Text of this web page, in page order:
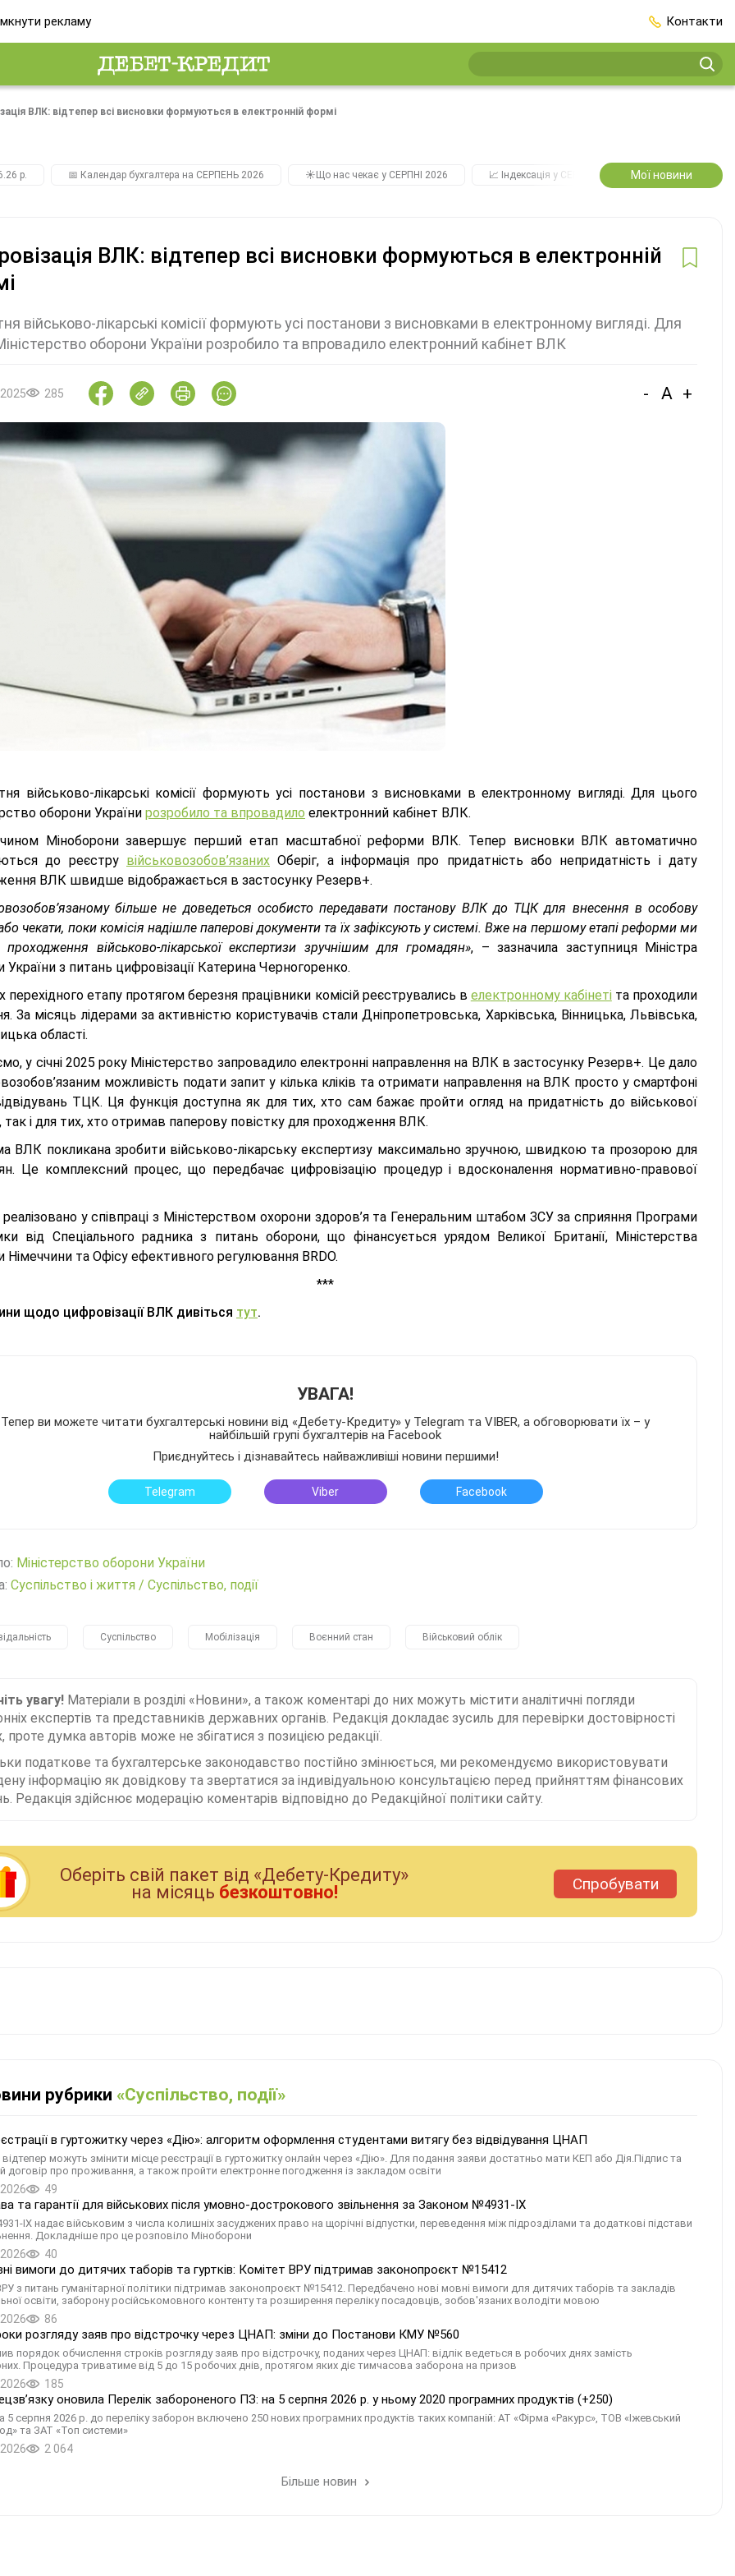
рекламу Контакти
ВЛК: відтепер всі висновки формуються в електронній формі
р. 📅 Календар бухгалтера на СЕРПЕНЬ 2026 ☀️Що нас чекає у СЕРПНІ 2026 📈 Індексація у СЕРПНІ 2️⃣0️⃣2️⃣7️⃣ Усі
Мої новини
ВЛК: відтепер всі висновки формуються в електронній
військово-лікарські комісії формують усі постанови з висновками в електронному вигляді. Для
оборони України розробило та впровадило електронний кабінет ВЛК
285 - A +
військово-лікарські комісії формують усі постанови з висновками в електронному вигляді. Для цього
оборони України розробило та впровадило електронний кабінет ВЛК.
Міноборони завершує перший етап масштабної реформи ВЛК. Тепер висновки ВЛК автоматично
до реєстру військовозобов’язаних Оберіг, а інформація про придатність або непридатність і дату
ВЛК швидше відображається в застосунку Резерв+.
більше не доведеться особисто передавати постанову ВЛК до ТЦК для внесення в особову
чекати, поки комісія надішле паперові документи та їх зафіксують у системі. Вже на першому етапі реформи ми
військово-лікарської експертизи зручнішим для громадян», – зазначила заступниця Міністра
України з питань цифровізації Катерина Черногоренко.
етапу протягом березня працівники комісій реєструвались в електронному кабінетіта проходили
За місяць лідерами за активністю користувачів стали Дніпропетровська, Харківська, Вінницька, Львівська,
області.
у січні 2025 року Міністерство запровадило електронні направлення на ВЛК в застосунку Резерв+. Це дало
можливість подати запит у кілька кліків та отримати направлення на ВЛК просто у смартфоні
ТЦК. Ця функція доступна як для тих, хто сам бажає пройти огляд на придатність до військової
і для тих, хто отримав паперову повістку для проходження ВЛК.
ВЛК покликана зробити військово-лікарську експертизу максимально зручною, швидкою та прозорою для
Це комплексний процес, що передбачає цифровізацію процедур і вдосконалення нормативно-правової
у співпраці з Міністерством охорони здоров’я та Генеральним штабом ЗСУ за сприяння Програми
від Спеціального радника з питань оборони, що фінансується урядом Великої Британії, Міністерства
Німеччини та Офісу ефективного регулювання BRDO.
***
щодо цифровізації ВЛК дивіться тут.
УВАГА!
Тепер ви можете читати бухгалтерські новини від «Дебету-Кредиту» у Telegram та VIBER, а обговорювати їх – у
найбільшій групі бухгалтерів на Facebook
Приєднуйтесь і дізнавайтесь найважливіші новини першими!
Telegram Viber Facebook
Міністерство оборони України
Суспільство і життя / Суспільство, події
Суспільство Мобілізація Воєнний стан Військовий облік
увагу! Матеріали в розділі «Новини», а також коментарі до них можуть містити аналітичні погляди
експертів та представників державних органів. Редакція докладає зусиль для перевірки достовірності
проте думка авторів може не збігатися з позицією редакції.
податкове та бухгалтерське законодавство постійно змінюється, ми рекомендуємо використовувати
інформацію як довідкову та звертатися за індивідуальною консультацією перед прийняттям фінансових
Редакція здійснює модерацію коментарів відповідно до Редакційної політики сайту.
Оберiть свiй пакет вiд «Дебету-Кредиту»
на мiсяць безкоштовно! Спробувати
рубрики «Суспільство, події»
в гуртожитку через «Дію»: алгоритм оформлення студентами витягу без відвідування ЦНАП
відтепер можуть змінити місце реєстрації в гуртожитку онлайн через «Дію». Для подання заяви достатньо мати КЕП або Дія.Підпис та
договір про проживання, а також пройти електронне погодження із закладом освіти
49
та гарантії для військових після умовно-дострокового звільнення за Законом №4931-ІХ
ІХ надає військовим з числа колишніх засуджених право на щорічні відпустки, переведення між підрозділами та додаткові підстави
Докладніше про це розповіло Міноборони
40
вимоги до дитячих таборів та гуртків: Комітет ВРУ підтримав законопроєкт №15412
з питань гуманітарної політики підтримав законопроєкт №15412. Передбачено нові мовні вимоги для дитячих таборів та закладів
освіти, заборону російськомовного контенту та розширення переліку посадовців, зобов'язаних володіти мовою
86
розгляду заяв про відстрочку через ЦНАП: зміни до Постанови КМУ №560
порядок обчислення строків розгляду заяв про відстрочку, поданих через ЦНАП: відлік ведеться в робочих днях замість
Процедура триватиме від 5 до 15 робочих днів, протягом яких діє тимчасова заборона на призов
185
оновила Перелік забороненого ПЗ: на 5 серпня 2026 р. у ньому 2020 програмних продуктів (+250)
5 серпня 2026 р. до переліку заборон включено 250 нових програмних продуктів таких компаній: АТ «Фірма «Ракурс», ТОВ «Іжевський
та ЗАТ «Топ системи»
2 064
Більше новин